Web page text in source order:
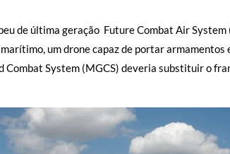
de última geração Future Combat Air System
um drone capaz de portar armamentos
System (MGCS) deveria substituir o